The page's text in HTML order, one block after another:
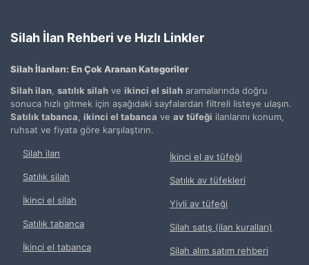
Silah İlan Rehberi ve Hızlı Linkler
Silah İlanları: En Çok Aranan Kategoriler
Silah ilan satılık silah ve ikinci el silah aramalarında doğru
sonuca hızlı gitmek için aşağıdaki sayfalardan filtreli listeye ulaşın.
Satılık tabanca ikinci el tabanca ve av tüfeği ilanlarını konum,
ruhsat ve fiyata göre karşılaştırın.
Silah ilan
Satılık silah
İkinci el silah
Satılık tabanca
İkinci el tabanca
İkinci el av tüfeği
Satılık av tüfekleri
Yivli av tüfeği
Silah satış (ilan kuralları)
Silah alım satım rehberi